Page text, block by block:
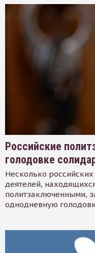
Российские
голодовке
Несколько
деятелей,
политзаключенными,
однодневную